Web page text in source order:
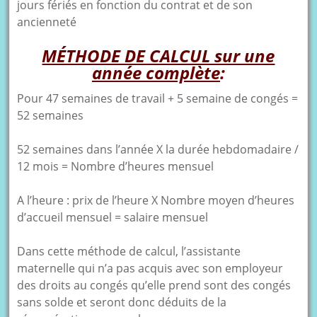
jours fériés en fonction du contrat et de son
ancienneté
MÉTHODE DE CALCUL sur une
année complète:
Pour 47 semaines de travail + 5 semaine de congés =
52 semaines
52 semaines dans l’année X la durée hebdomadaire /
12 mois = Nombre d’heures mensuel
A l’heure : prix de l’heure X Nombre moyen d’heures
d’accueil mensuel = salaire mensuel
Dans cette méthode de calcul, l’assistante
maternelle qui n’a pas acquis avec son employeur
des droits au congés qu’elle prend sont des congés
sans solde et seront donc déduits de la